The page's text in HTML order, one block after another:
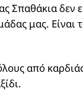
Σπαθάκια δεν
μας. Είναι
από